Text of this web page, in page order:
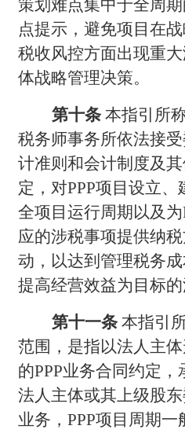
策划难点集中于全周
点提示，避免项目在
税收风控方面出现重
体战略管理决策。
第十条本指引所
税务师事务所依法接
计准则和会计制度及
定，对PPP项目设立
全项目运行周期以及
应的涉税事项提供纳
动，以达到管理税务
提高经营效益为目标的
第十一条本指引
范围，是指以法人主
的PPP业务合同约定，
法人主体或其上级股
业务，PPP项目周期